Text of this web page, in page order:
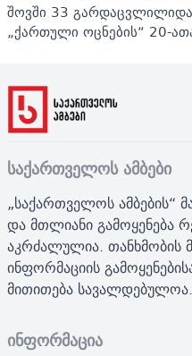
შოვში 33
„ქართული ოცნების“ 20-
საქართველოს ამბები
„საქართველოს ამბების“
და მთლიანი გამოყენება
აკრძალულია. თანხმობის
ინფორმაციის
მითითება სავალდებულოა.
ინფორმაცია